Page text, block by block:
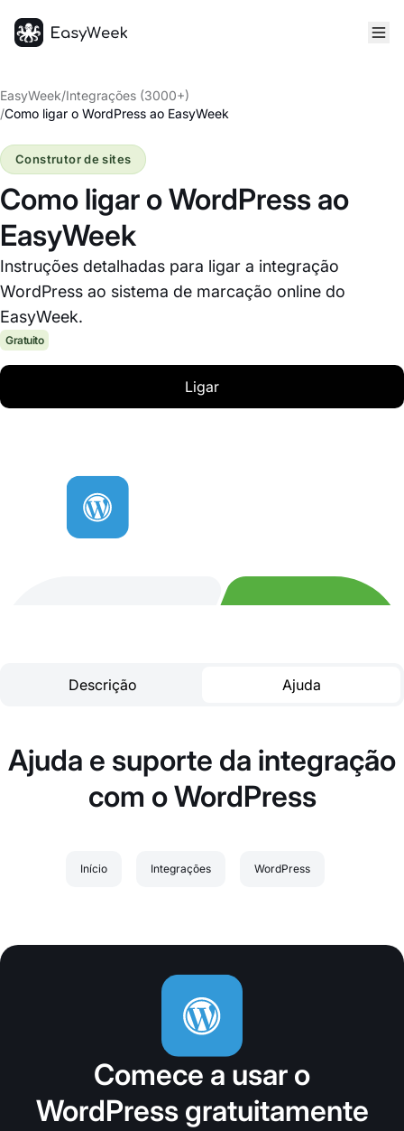
EasyWeek/Integrações (3000+)
/Como ligar o WordPress ao EasyWeek
Como ligar o WordPress ao
EasyWeek
Instruções detalhadas para ligar a integração
WordPress ao sistema de marcação online do
EasyWeek.
Construtor de sites
Gratuito
Ligar
Descrição Ajuda
Ajuda e suporte da integração
com o WordPress
Início Integrações WordPress
Comece a usar o
WordPress gratuitamente